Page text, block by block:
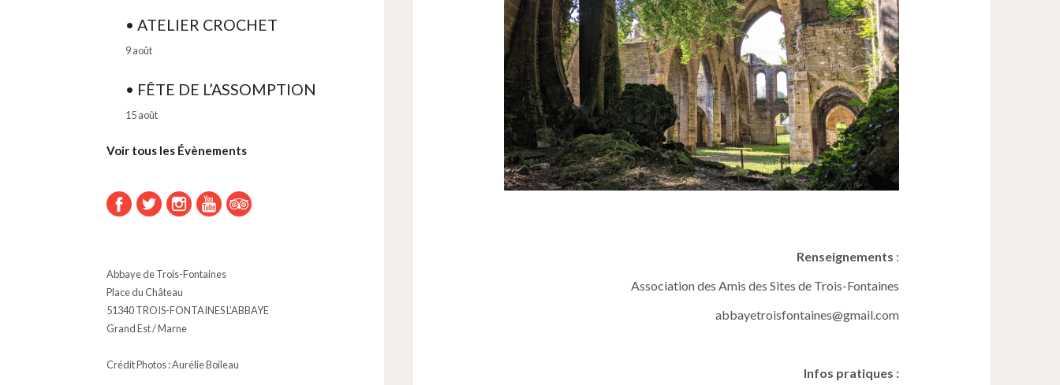
• ATELIER CROCHET
9 août
• FÊTE DE L’ASSOMPTION
15 août
Voir tous les Évènements
Abbaye de Trois-Fontaines
Place du Château
51340 TROIS-FONTAINES L’ABBAYE
Grand Est / Marne
Crédit Photos : Aurélie Boileau
Renseignements :
Association des Amis des Sites de Trois-Fontaines
abbayetroisfontaines@gmail.com
Infos pratiques :